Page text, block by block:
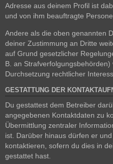
Adresse aus deinem Profil ist
und von ihm beauftragte
Andere als die oben genannten
deiner Zustimmung an Dritte
auf Grund gesetzlicher
B. an
Durchsetzung rechtlicher
GESTATTUNG DER
Du gestattest dem Betreiber
angegebenen Kontaktdaten zu
Übermittlung zentraler
ist. Darüber hinaus dürfen er
kontaktieren, sofern du dies in
gestattet hast.